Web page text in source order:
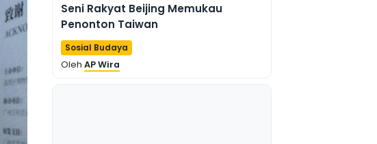
Seni Rakyat Beijing Memukau
Penonton Taiwan
Sosial Budaya
Oleh AP Wira